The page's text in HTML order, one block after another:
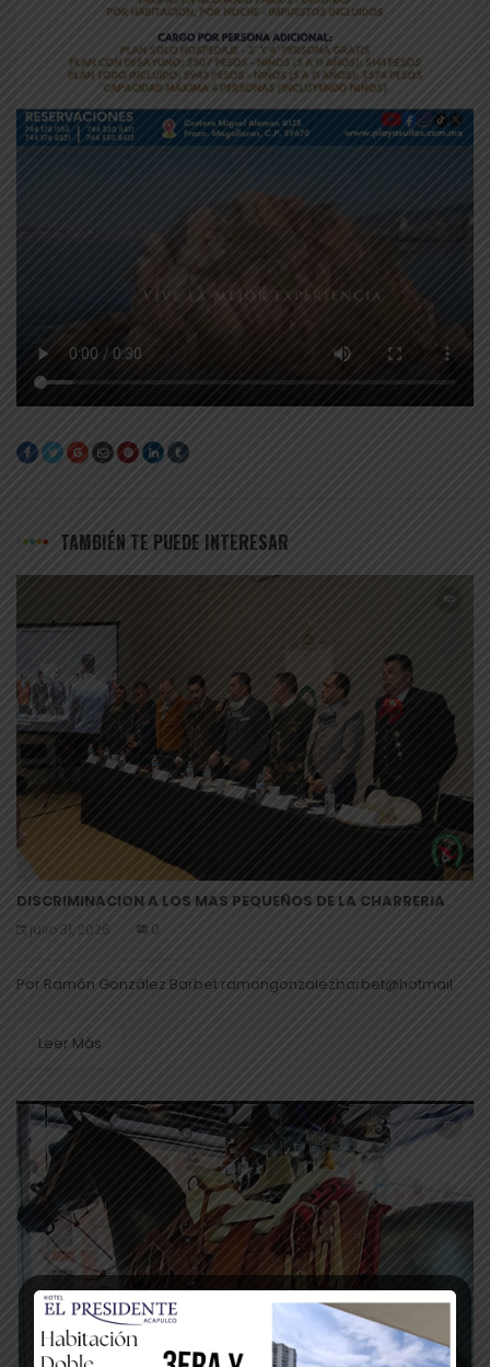
TAMBIÉN TE PUEDE INTERESAR
DISCRIMINACION A LOS MAS PEQUEÑOS DE LA CHARRERIA
julio 31, 2026 0
Por Ramón González Barbet ramongonzalezbarbet@hotmail
Leer Más